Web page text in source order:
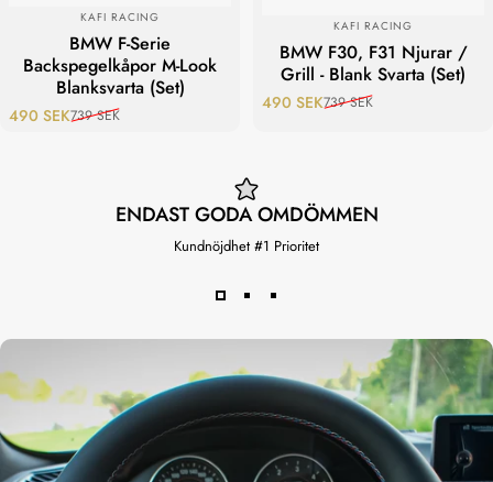
LEVERANTÖR:
KAFI RACING
BMW F-Serie
Backspegelkåpor M-Look
Blanksvarta (Set)
Reapris
490 SEK
Ordinarie pris
739 SEK
LEVERANTÖR:
KAFI RACING
BMW F30, F31 Njurar /
Grill - Blank Svarta (Set)
Reapris
490 SEK
Ordinarie pris
739 SEK
ENDAST GODA OMDÖMMEN
Kundnöjdhet #1 Prioritet